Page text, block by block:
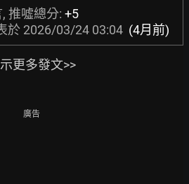
推噓總分: +5
於 2026/03/24 03:04 (4月前)
更多發文>>
廣告